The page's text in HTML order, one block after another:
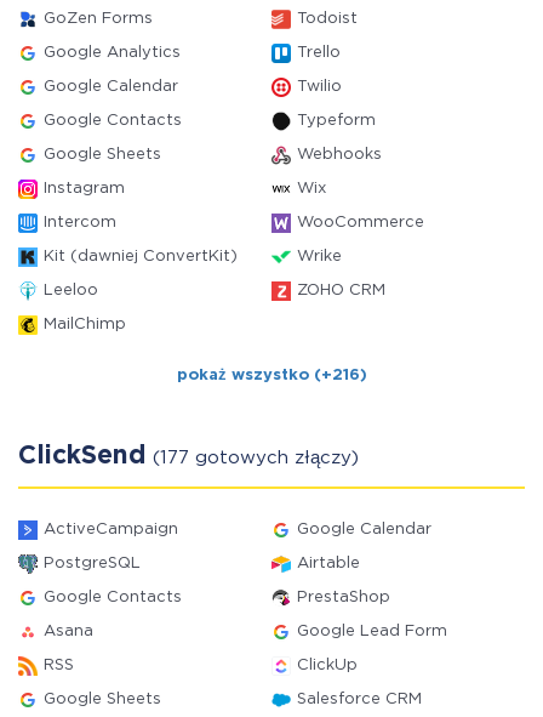
GoZen Forms Todoist
Google Analytics Trello
Google Calendar Twilio
Google Contacts Typeform
Google Sheets Webhooks
Instagram Wix
Intercom WooCommerce
Kit (dawniej ConvertKit) Wrike
Leeloo ZOHO CRM
MailChimp
pokaż wszystko (+216)
ClickSend (177 gotowych złączy)
ActiveCampaign Google Calendar
PostgreSQL Airtable
Google Contacts PrestaShop
Asana Google Lead Form
RSS ClickUp
Google Sheets Salesforce CRM